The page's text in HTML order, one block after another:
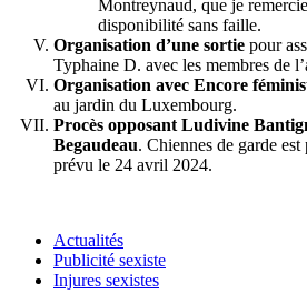
Montreynaud, que je
disponibilité sans faille.
Organisation d’une sortie pour
Typhaine D. avec les membres de
Organisation avec Encore
au jardin du Luxembourg.
Procès opposant Ludivine
Begaudeau. Chiennes de garde
prévu le 24 avril 2024.
Actualités
Publicité sexiste
Injures sexistes